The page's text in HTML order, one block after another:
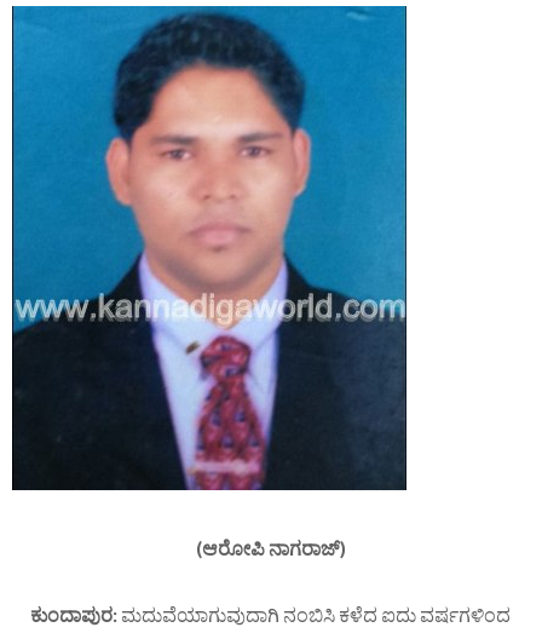
(ಆರೋಪಿ ನಾಗರಾಜ್)
ಕುಂದಾಪುರ: ಮದುವೆಯಾಗುವುದಾಗಿ ನಂಬಿಸಿ ಕಳೆದ ಐದು ವರ್ಷಗಳಿಂದ